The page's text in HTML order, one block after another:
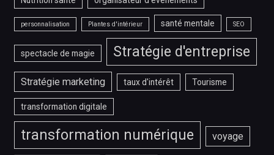
personnalisation Plantes d'intérieur santé mentale SEO
spectacle de magie Stratégie d'entreprise
Stratégie marketing taux d'intérêt Tourisme
transformation digitale
transformation numérique voyage